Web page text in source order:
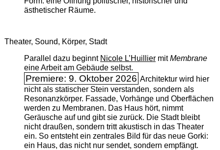
ästhetischer Räume.
Theater, Sound, Körper, Stadt
Parallel dazu beginnt Nicole L’Huilliermit ­Membrane
eine Arbeit am Gebäude selbst.
Premiere: 9. Oktober 2026 Architektur wird hier
nicht als statischer Stein verstanden, sondern als
Resonanzkörper. Fassade, Vorhänge und Oberflächen
werden zu Membranen. Das Haus hört, nimmt
Geräusche auf und gibt sie zurück. Die Stadt bleibt
nicht draußen, sondern tritt akustisch in das Theater
ein. So entsteht ein zentrales Bild für das neue Gorki:
ein Haus, das nicht nur sendet, sondern empfängt.